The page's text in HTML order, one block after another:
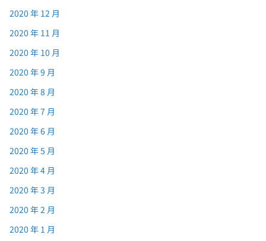
2020 年 12 月
2020 年 11 月
2020 年 10 月
2020 年 9 月
2020 年 8 月
2020 年 7 月
2020 年 6 月
2020 年 5 月
2020 年 4 月
2020 年 3 月
2020 年 2 月
2020 年 1 月